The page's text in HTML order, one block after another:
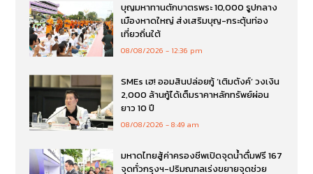
บุญมหาทานตักบาตรพระ 10,000 รูปกลาง
เมืองหาดใหญ่ ส่งเสริมบุญ-กระตุ้นท่อง
เที่ยวถิ่นใต้
08/08/2026 12:36 pm
SMEs เฮ! ออมสินปล่อยกู้ ‘เติมตังค์’ วงเงิน
2,000 ล้านกู้ได้เต็มราคาหลักทรัพย์ผ่อน
ยาว 10 ปี
08/08/2026 8:49 am
มหาดไทยสู้ค่าครองชีพเปิดจุดน้ำดื่มฟรี 167
จุดทั่วกรุงฯ-ปริมณฑลเร่งขยายจุดช่วย